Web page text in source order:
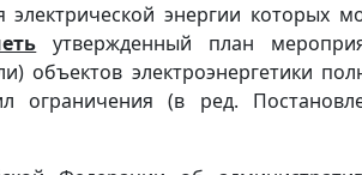
энергии которых
утвержденный план
электроэнергетики
ограничения (в ред.